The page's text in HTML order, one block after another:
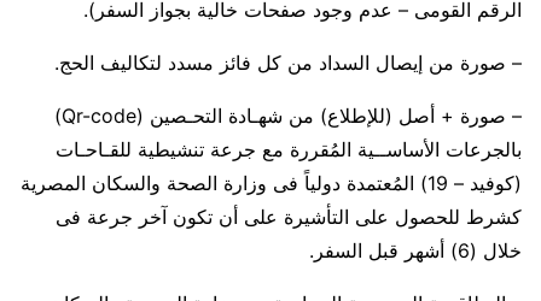
الرقم القومى – عدم وجود صفحات خالية بجواز السفر).
– صورة من إيصال السداد من كل فائز مسدد لتكاليف الحج.
– صورة + أصل (للإطلاع) من شهـادة التحـصين (Qr-code)
بالجرعات الأساســية المُقررة مع جرعة تنشيطية للقـاحـات
(كوفيد – 19) المُعتمدة دولياً فى وزارة الصحة والسكان المصرية
كشرط للحصول على التأشيرة على أن تكون آخر جرعة فى
خلال (6) أشهر قبل السفر.